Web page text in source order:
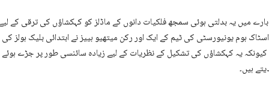
بارے میں یہ بدلتی ہوئی سمجھ فلکیات دانوں کے ماڈلز کو کہکشاؤں کی ترقی کے
ہوم یونیورسٹی کی ٹیم کے ایک اور رکن میتھیو ہییز نے ابتدائی بلیک ہولز
کیونکہ یہ کہکشاؤں کی تشکیل کے نظریات کے لیے زیادہ سائنسی طور پر جڑے
ہیں۔